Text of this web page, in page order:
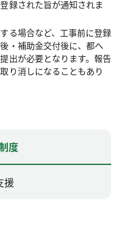
録された旨が通知されま
る場合など、工事前に登録
・補助金交付後に、都へ
出が必要となります。報告
り消しになることもあり
度
援